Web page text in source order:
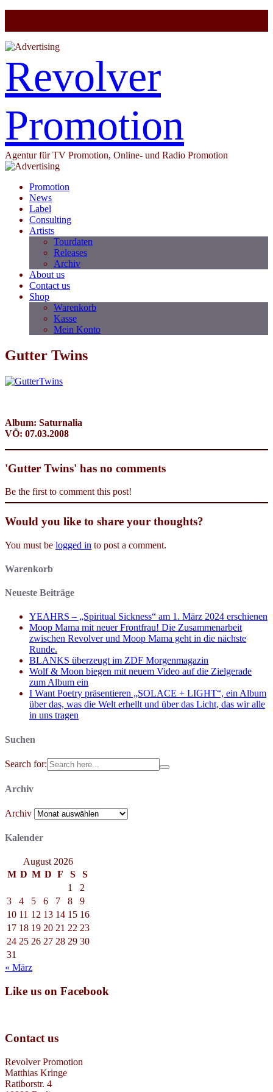
Revolver
Promotion
Agentur für TV Promotion, Online- und Radio Promotion
Promotion
News
Label
Consulting
Artists
Tourdaten
Releases
Archiv
About us
Contact us
Shop
Warenkorb
Kasse
Mein Konto
Gutter Twins
Album: Saturnalia
VÖ: 07.03.2008
'Gutter Twins' has no comments
Be the first to comment this post!
Would you like to share your thoughts?
You must be logged in to post a comment.
Warenkorb
Neueste Beiträge
YEAHRS – „Spiritual Sickness“ am 1. März 2024 erschienen
Moop Mama mit neuer Frontfrau! Die Zusammenarbeit
zwischen Revolver und Moop Mama geht in die nächste
Runde.
BLANKS überzeugt im ZDF Morgenmagazin
Wolf & Moon biegen mit neuem Video auf die Zielgerade
zum Album ein
I Want Poetry präsentieren „SOLACE + LIGHT“, ein Album
über das, was die Welt erhellt und über das Licht, das wir alle
in uns tragen
Suchen
Search for:
Archiv
Archiv
Kalender
August 2026
M D M D F S
S
1
2
3
4 5 6 7 8
9
10 11 12 13 14 15 16
17 18 19 20 21 22 23
24 25 26 27 28 29 30
31
« März
Like us on Facebook
Contact us
Revolver Promotion
Matthias Kringe
Ratiborstr. 4